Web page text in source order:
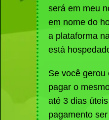
será em meu
em nome do
a plataforma
está
Se você gerou
pagar o
até 3 dias
pagamento